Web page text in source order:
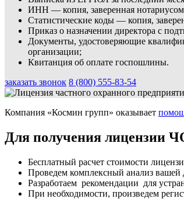
ИНН — копия, заверенная
Статистические коды — копия,
Приказ о назначении директора с
Документы, удостоверяющие
организации;
Квитанция об оплате госпошлины.
заказать звонок 8 (800) 555-83-54
Компания «Космин групп» оказывает
Для получения лицензии
Бесплатный расчет стоимости
Проведем комплексный анализ вашей
Разработаем рекомендации для
При необходимости, произведем